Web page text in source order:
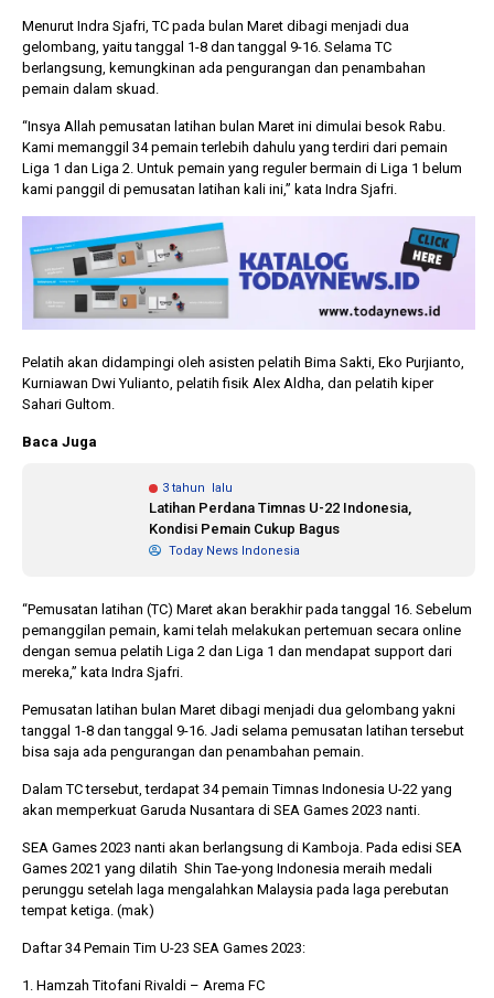
Menurut Indra Sjafri, TC pada bulan Maret dibagi menjadi dua
gelombang, yaitu tanggal 1-8 dan tanggal 9-16. Selama TC
berlangsung, kemungkinan ada pengurangan dan penambahan
pemain dalam skuad.
“Insya Allah pemusatan latihan bulan Maret ini dimulai besok Rabu.
Kami memanggil 34 pemain terlebih dahulu yang terdiri dari pemain
Liga 1 dan Liga 2. Untuk pemain yang reguler bermain di Liga 1 belum
kami panggil di pemusatan latihan kali ini,” kata Indra Sjafri.
Pelatih akan didampingi oleh asisten pelatih Bima Sakti, Eko Purjianto,
Kurniawan Dwi Yulianto, pelatih fisik Alex Aldha, dan pelatih kiper
Sahari Gultom.
Baca Juga
3 tahun lalu
Latihan Perdana Timnas U-22 Indonesia,
Kondisi Pemain Cukup Bagus
Today News Indonesia
“Pemusatan latihan (TC) Maret akan berakhir pada tanggal 16. Sebelum
pemanggilan pemain, kami telah melakukan pertemuan secara online
dengan semua pelatih Liga 2 dan Liga 1 dan mendapat support dari
mereka,” kata Indra Sjafri.
Pemusatan latihan bulan Maret dibagi menjadi dua gelombang yakni
tanggal 1-8 dan tanggal 9-16. Jadi selama pemusatan latihan tersebut
bisa saja ada pengurangan dan penambahan pemain.
Dalam TC tersebut, terdapat 34 pemain Timnas Indonesia U-22 yang
akan memperkuat Garuda Nusantara di SEA Games 2023 nanti.
SEA Games 2023 nanti akan berlangsung di Kamboja. Pada edisi SEA
Games 2021 yang dilatih Shin Tae-yong Indonesia meraih medali
perunggu setelah laga mengalahkan Malaysia pada laga perebutan
tempat ketiga. (mak)
Daftar 34 Pemain Tim U-23 SEA Games 2023:
1. Hamzah Titofani Rivaldi – Arema FC